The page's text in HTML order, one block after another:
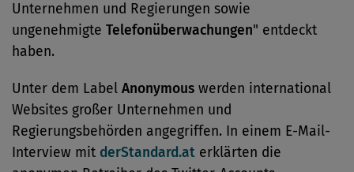
Unternehmen und Regierungen sowie
ungenehmigte Telefonüberwachungen" entdeckt
haben.
Unter dem Label Anonymous werden international
Websites großer Unternehmen und
Regierungsbehörden angegriffen. In einem E-Mail-
Interview mit derStandard.at erklärten die